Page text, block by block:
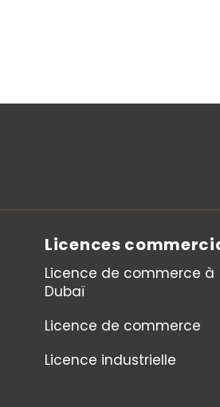
Licences
Licence de commerce à
Dubaï
Licence de commerce
Licence industrielle